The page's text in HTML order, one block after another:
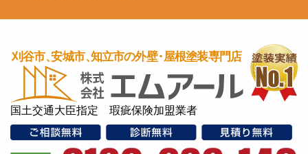
国土交通大臣指定 瑕疵保険加盟業者